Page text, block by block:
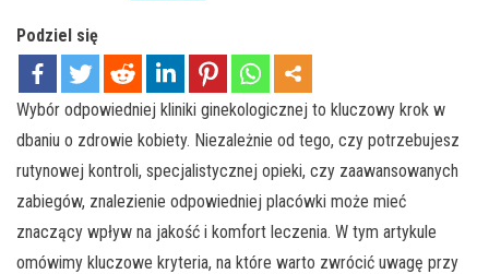
Podziel się
Wybór odpowiedniej kliniki ginekologicznej to kluczowy krok w
dbaniu o zdrowie kobiety. Niezależnie od tego, czy potrzebujesz
rutynowej kontroli, specjalistycznej opieki, czy zaawansowanych
zabiegów, znalezienie odpowiedniej placówki może mieć
znaczący wpływ na jakość i komfort leczenia. W tym artykule
omówimy kluczowe kryteria, na które warto zwrócić uwagę przy